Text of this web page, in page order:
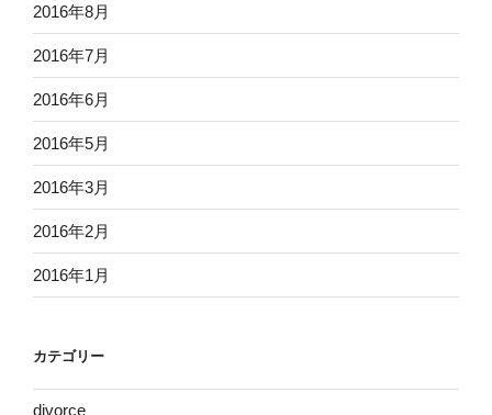
2016年8月
2016年7月
2016年6月
2016年5月
2016年3月
2016年2月
2016年1月
カテゴリー
divorce